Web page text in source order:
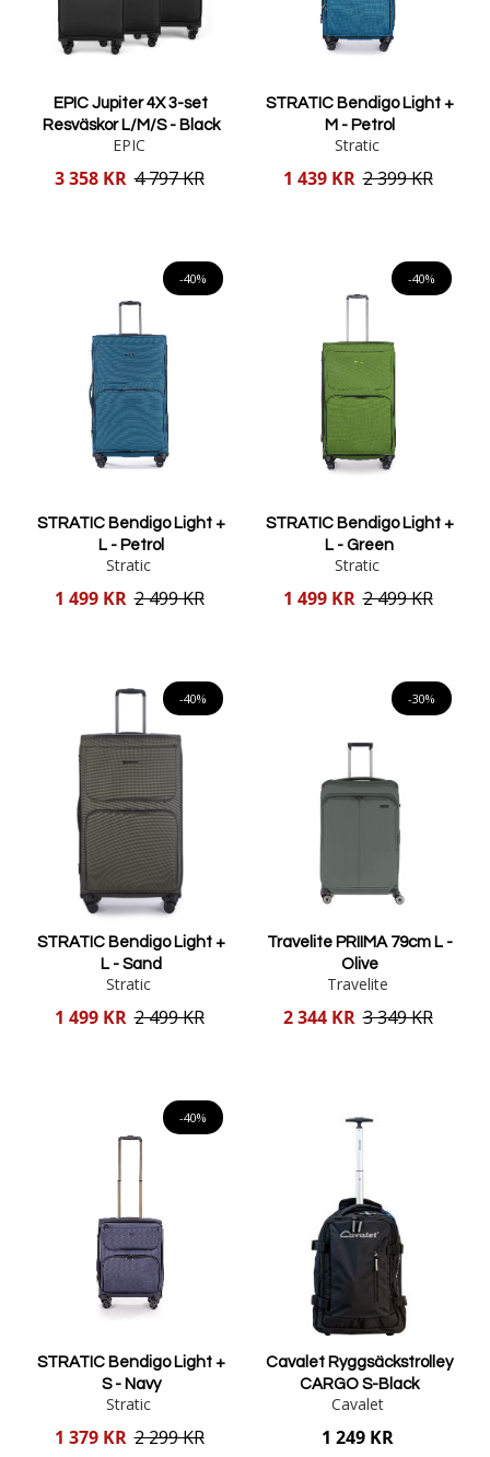
EPIC Jupiter 4X 3-set
Resväskor L/M/S - Black
EPIC
Reducerat
3 358 KR 4 797 KR
STRATIC Bendigo Light +
M - Petrol
Stratic
Reducerat
1 439 KR 2 399 KR
-40%
STRATIC Bendigo Light +
L - Petrol
Stratic
Reducerat
1 499 KR 2 499 KR
-40%
STRATIC Bendigo Light +
L - Green
Stratic
Reducerat
1 499 KR 2 499 KR
-40%
STRATIC Bendigo Light +
L - Sand
Stratic
Reducerat
1 499 KR 2 499 KR
-30%
Travelite PRIIMA 79cm L -
Olive
Travelite
Reducerat
2 344 KR 3 349 KR
-40%
STRATIC Bendigo Light +
S - Navy
Stratic
Reducerat
1 379 KR 2 299 KR
Cavalet Ryggsäckstrolley
CARGO S-Black
Cavalet
1 249 KR